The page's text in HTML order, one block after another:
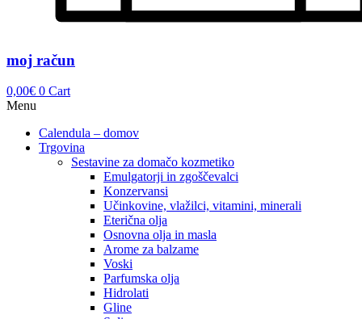
moj račun
0,00€ 0 Cart
Menu
Calendula – domov
Trgovina
Sestavine za domačo kozmetiko
Emulgatorji in zgoščevalci
Konzervansi
Učinkovine, vlažilci, vitamini, minerali
Eterična olja
Osnovna olja in masla
Arome za balzame
Voski
Parfumska olja
Hidrolati
Gline